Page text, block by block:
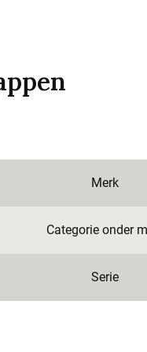
Merk
Categorie onder
Serie